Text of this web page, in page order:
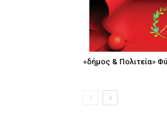
«δήμος & Πολιτεία»